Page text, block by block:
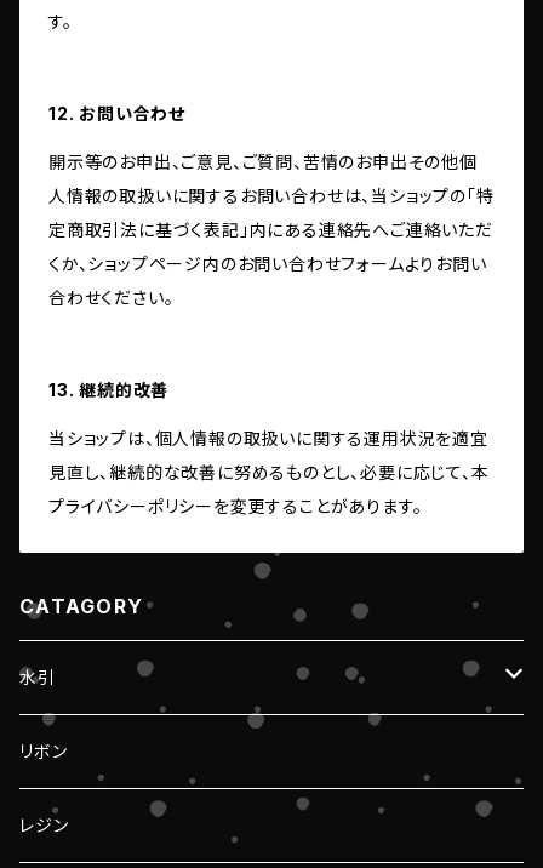
す。
12. お問い合わせ
開示等のお申出、ご意見、ご質問、苦情のお申出その他個
人情報の取扱いに関するお問い合わせは、当ショップの「特
定商取引法に基づく表記」内にある連絡先へご連絡いただ
くか、ショップページ内のお問い合わせフォームよりお問い
合わせください。
13. 継続的改善
当ショップは、個人情報の取扱いに関する運用状況を適宜
見直し、継続的な改善に努めるものとし、必要に応じて、本
プライバシーポリシーを変更することがあります。
CATAGORY
水引
椎名りかさんコラボ
和
リボン
レジン